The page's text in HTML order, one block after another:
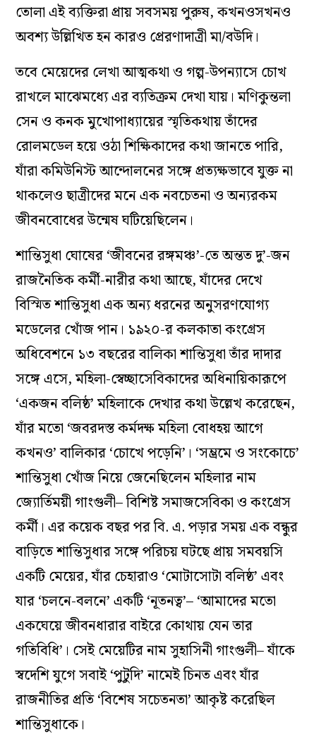
তোলা এই ব্যক্তিরা প্রায় সবসময় পুরুষ, কখনওসখনও
অবশ্য উল্লিখিত হন কারও প্রেরণাদাত্রী মা/বউদি।
তবে মেয়েদের লেখা আত্মকথা ও গল্প-উপন্যাসে চোখ
রাখলে মাঝেমধ্যে এর ব্যতিক্রম দেখা যায়। মণিকুন্তলা
সেন ও কনক মুখোপাধ্যায়ের স্মৃতিকথায় তাঁদের
রোলমডেল হয়ে ওঠা শিক্ষিকাদের কথা জানতে পারি,
যাঁরা কমিউনিস্ট আন্দোলনের সঙ্গে প্রত্যক্ষভাবে যুক্ত না
থাকলেও ছাত্রীদের মনে এক নবচেতনা ও অন্যরকম
জীবনবোধের উন্মেষ ঘটিয়েছিলেন।
শান্তিসুধা ঘোষের ‘জীবনের রঙ্গমঞ্চ’-তে অন্তত দু’-জন
রাজনৈতিক কর্মী-নারীর কথা আছে, যাঁদের দেখে
বিস্মিত শান্তিসুধা এক অন্য ধরনের অনুসরণযোগ্য
মডেলের খোঁজ পান। ১৯২০-র কলকাতা কংগ্রেস
অধিবেশনে ১৩ বছরের বালিকা শান্তিসুধা তাঁর দাদার
সঙ্গে এসে, মহিলা-স্বেচ্ছাসেবিকাদের অধিনায়িকারূপে
‘একজন বলিষ্ঠ’ মহিলাকে দেখার কথা উল্লেখ করেছেন,
যাঁর মতো ‘জবরদস্ত কর্মদক্ষ মহিলা বোধহয় আগে
কখনও’ বালিকার ‘চোখে পড়েনি’। ‘সম্ভ্রমে ও সংকোচে’
শান্তিসুধা খোঁজ নিয়ে জেনেছিলেন মহিলার নাম
জ্যোর্তিময়ী গাংগুলী– বিশিষ্ট সমাজসেবিকা ও কংগ্রেস
কর্মী। এর কয়েক বছর পর বি. এ. পড়ার সময় এক বন্ধুর
বাড়িতে শান্তিসুধার সঙ্গে পরিচয় ঘটছে প্রায় সমবয়সি
একটি মেয়ের, যাঁর চেহারাও ‘মোটাসোটা বলিষ্ঠ’ এবং
যার ‘চলনে-বলনে’ একটি ‘নূতনত্ব’– ‘আমাদের মতো
একঘেয়ে জীবনধারার বাইরে কোথায় যেন তার
গতিবিধি’। সেই মেয়েটির নাম সুহাসিনী গাংগুলী– যাঁকে
স্বদেশি যুগে সবাই ‘পুটুদি’ নামেই চিনত এবং যাঁর
রাজনীতির প্রতি ‘বিশেষ সচেতনতা’ আকৃষ্ট করেছিল
শান্তিসুধাকে।